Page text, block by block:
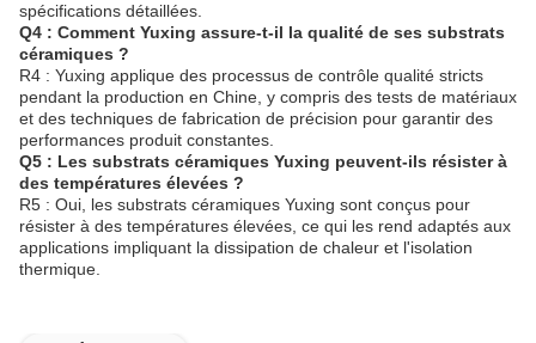
spécifications détaillées.
Q4 : Comment Yuxing assure-t-il la qualité de ses substrats
céramiques ?
R4 : Yuxing applique des processus de contrôle qualité stricts
pendant la production en Chine, y compris des tests de matériaux
et des techniques de fabrication de précision pour garantir des
performances produit constantes.
Q5 : Les substrats céramiques Yuxing peuvent-ils résister à
des températures élevées ?
R5 : Oui, les substrats céramiques Yuxing sont conçus pour
résister à des températures élevées, ce qui les rend adaptés aux
applications impliquant la dissipation de chaleur et l'isolation
thermique.